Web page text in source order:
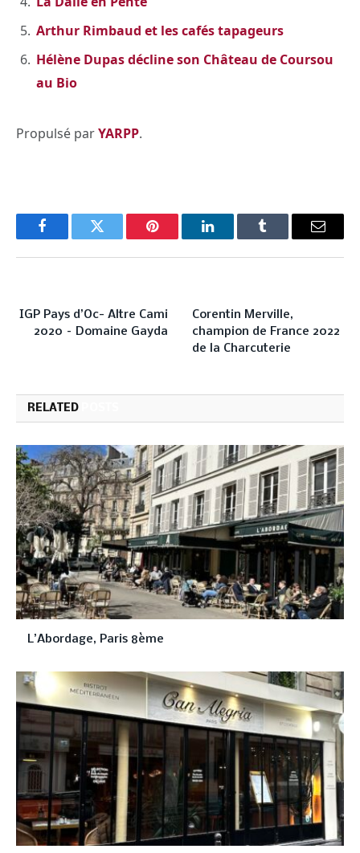
Arthur Rimbaud et les cafés tapageurs
Hélène Dupas décline son Château de Coursou
au Bio
Propulsé parYARPP.
FacebookTwitter Pinterest LinkedInTumblr Email
IGP Pays d’Oc- Altre Cami
2020 – Domaine Gayda
Corentin Merville,
champion de France 2022
de la Charcuterie
RELATED
L’Abordage, Paris 8ème